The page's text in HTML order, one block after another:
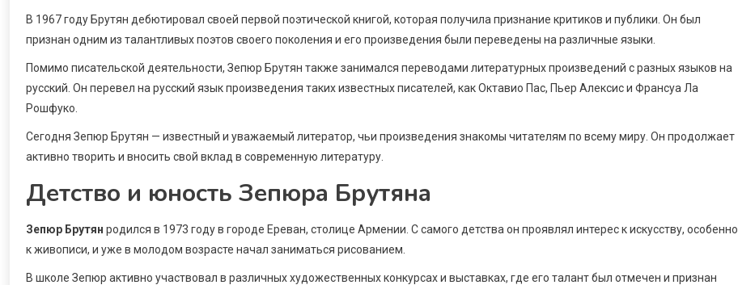
В 1967 году Брутян дебютировал своей первой поэтической книгой, которая получила признание критиков и публики. Он был
признан одним из талантливых поэтов своего поколения и его произведения были переведены на различные языки.
Помимо писательской деятельности, Зепюр Брутян также занимался переводами литературных произведений с разных языков на
русский. Он перевел на русский язык произведения таких известных писателей, как Октавио Пас, Пьер Алексис и Франсуа Ла
Рошфуко.
Сегодня Зепюр Брутян — известный и уважаемый литератор, чьи произведения знакомы читателям по всему миру. Он продолжает
активно творить и вносить свой вклад в современную литературу.
Детство и юность Зепюра Брутяна
Зепюр Брутян родился в 1973 году в городе Ереван, столице Армении. С самого детства он проявлял интерес к искусству, особенно
к живописи, и уже в молодом возрасте начал заниматься рисованием.
В школе Зепюр активно участвовал в различных художественных конкурсах и выставках, где его талант был отмечен и признан